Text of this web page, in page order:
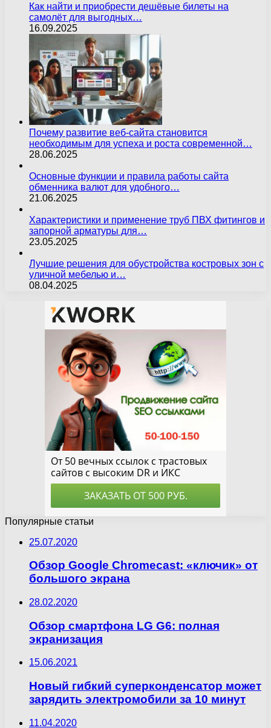
Как найти и приобрести дешёвые билеты на
самолёт для выгодных…
16.09.2025
Почему развитие веб-сайта становится
необходимым для успеха и роста современной…
28.06.2025
Основные функции и правила работы сайта
обменника валют для удобного…
21.06.2025
Характеристики и применение труб ПВХ фитингов и
запорной арматуры для…
23.05.2025
Лучшие решения для обустройства костровых зон с
уличной мебелью и…
08.04.2025
Популярные статьи
25.07.2020
Обзор Google Chromecast: «ключик» от
большого экрана
28.02.2020
Обзор смартфона LG G6: полная
экранизация
15.06.2021
Новый гибкий суперконденсатор может
зарядить электромобили за 10 минут
11.04.2020